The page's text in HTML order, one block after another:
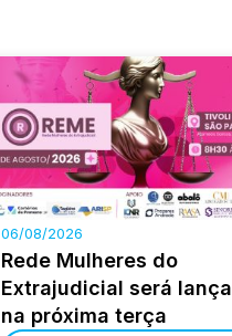
06/08/2026
Rede Mulheres do
Extrajudicial será
na próxima terça